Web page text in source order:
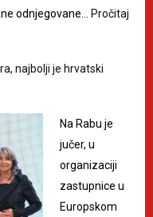
odnjegovane…
Pročitaj
najbolji je hrvatski
Na Rabu je
jučer, u
organizaciji
zastupnice u
Europskom